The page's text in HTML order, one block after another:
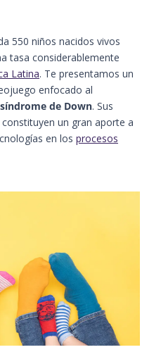
550 niños nacidos vivos
tasa considerablemente
Latina. Te presentamos un
enfocado al
síndrome de Down. Sus
un gran aporte a
en los procesos